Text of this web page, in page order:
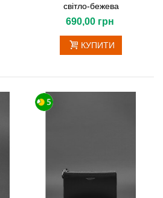
світло-бежева
690,00 грн
КУПИТИ